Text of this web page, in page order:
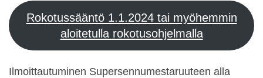
Rokotussääntö 1.1.2024 tai myöhemmin
aloitetulla rokotusohjelmalla
Ilmoittautuminen Supersennumestaruuteen alla